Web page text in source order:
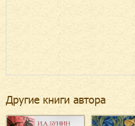
Другие книги автора